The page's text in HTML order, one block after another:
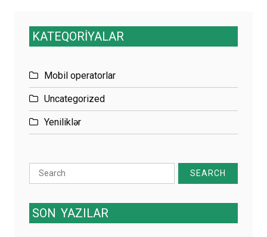
KATEQORİYALAR
Mobil operatorlar
Uncategorized
Yeniliklər
Search
for:
SON YAZILAR